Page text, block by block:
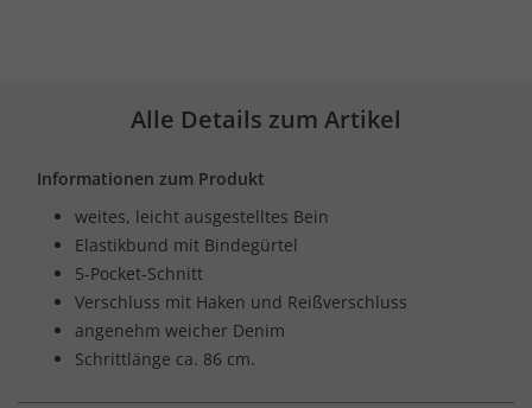
Alle Details zum Artikel
Informationen zum Produkt
weites, leicht ausgestelltes Bein
Elastikbund mit Bindegürtel
5-Pocket-Schnitt
Verschluss mit Haken und Reißverschluss
angenehm weicher Denim
Schrittlänge ca. 86 cm.